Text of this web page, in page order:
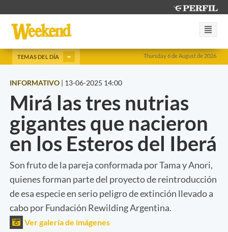
Thursday 6 de August de 2026
TEMAS DEL DÍA
INFORMATIVO | 13-06-2025 14:00
Mirá las tres nutrias
gigantes que nacieron
en los Esteros del Iberá
Son fruto de la pareja conformada por Tama y Anori,
quienes forman parte del proyecto de reintroducción
de esa especie en serio peligro de extinción llevado a
cabo por Fundación Rewilding Argentina.
Ver galería de imágenes